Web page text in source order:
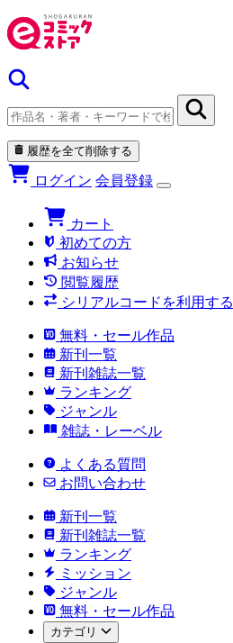
履歴を全て削除する
ログイン 会員登録
カート
初めての方
お知らせ
閲覧履歴
シリアルコードを利用する
無料・セール作品
新刊一覧
新刊雑誌一覧
ランキング
ジャンル
雑誌・レーベル
よくある質問
お問い合わせ
新刊一覧
新刊雑誌一覧
ランキング
ミッション
ジャンル
無料・セール作品
カテゴリ